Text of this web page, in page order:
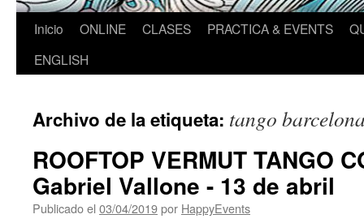
Inicio ONLINE CLASES PRACTICA & EVENTS
ENGLISH
Archivo de la etiqueta: tango
ROOFTOP VERMUT TANGO
Gabriel Vallone - 13 de abril
Publicado el 03/04/2019por HappyEvents